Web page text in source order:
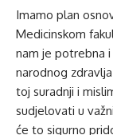
Imamo plan
Medicinskom
nam je potrebna
narodnog
toj suradnji i
sudjelovati u
će to sigurno